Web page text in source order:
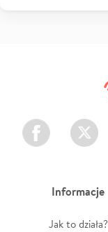
Facebook Twitter
Informacje
Jak to działa?